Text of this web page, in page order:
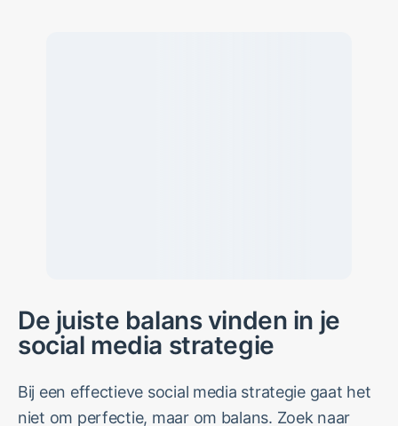
De juiste balans vinden in je
social media strategie
Bij een effectieve social media strategie gaat het
niet om perfectie, maar om balans. Zoek naar